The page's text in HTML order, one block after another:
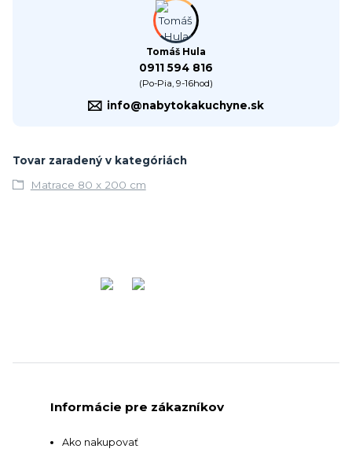
Tomáš Hula
0911 594 816
(Po-Pia, 9-16hod)
info@nabytokakuchyne.sk
Tovar zaradený v kategóriách
Matrace 80 x 200 cm
Informácie pre zákazníkov
Ako nakupovať